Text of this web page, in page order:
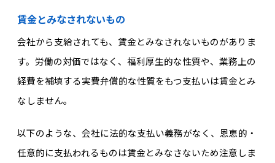
賃金とみなされないもの
会社から支給されても、賃金とみなされないものがありま
す。労働の対価ではなく、福利厚生的な性質や、業務上の
経費を補填する実費弁償的な性質をもつ支払いは賃金とみ
なしません。
以下のような、会社に法的な支払い義務がなく、恩恵的・
任意的に支払われるものは賃金とみなさないため注意しま